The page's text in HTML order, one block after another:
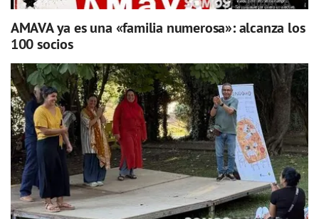
AMAVA ya es una «familia numerosa»: alcanza los
100 socios